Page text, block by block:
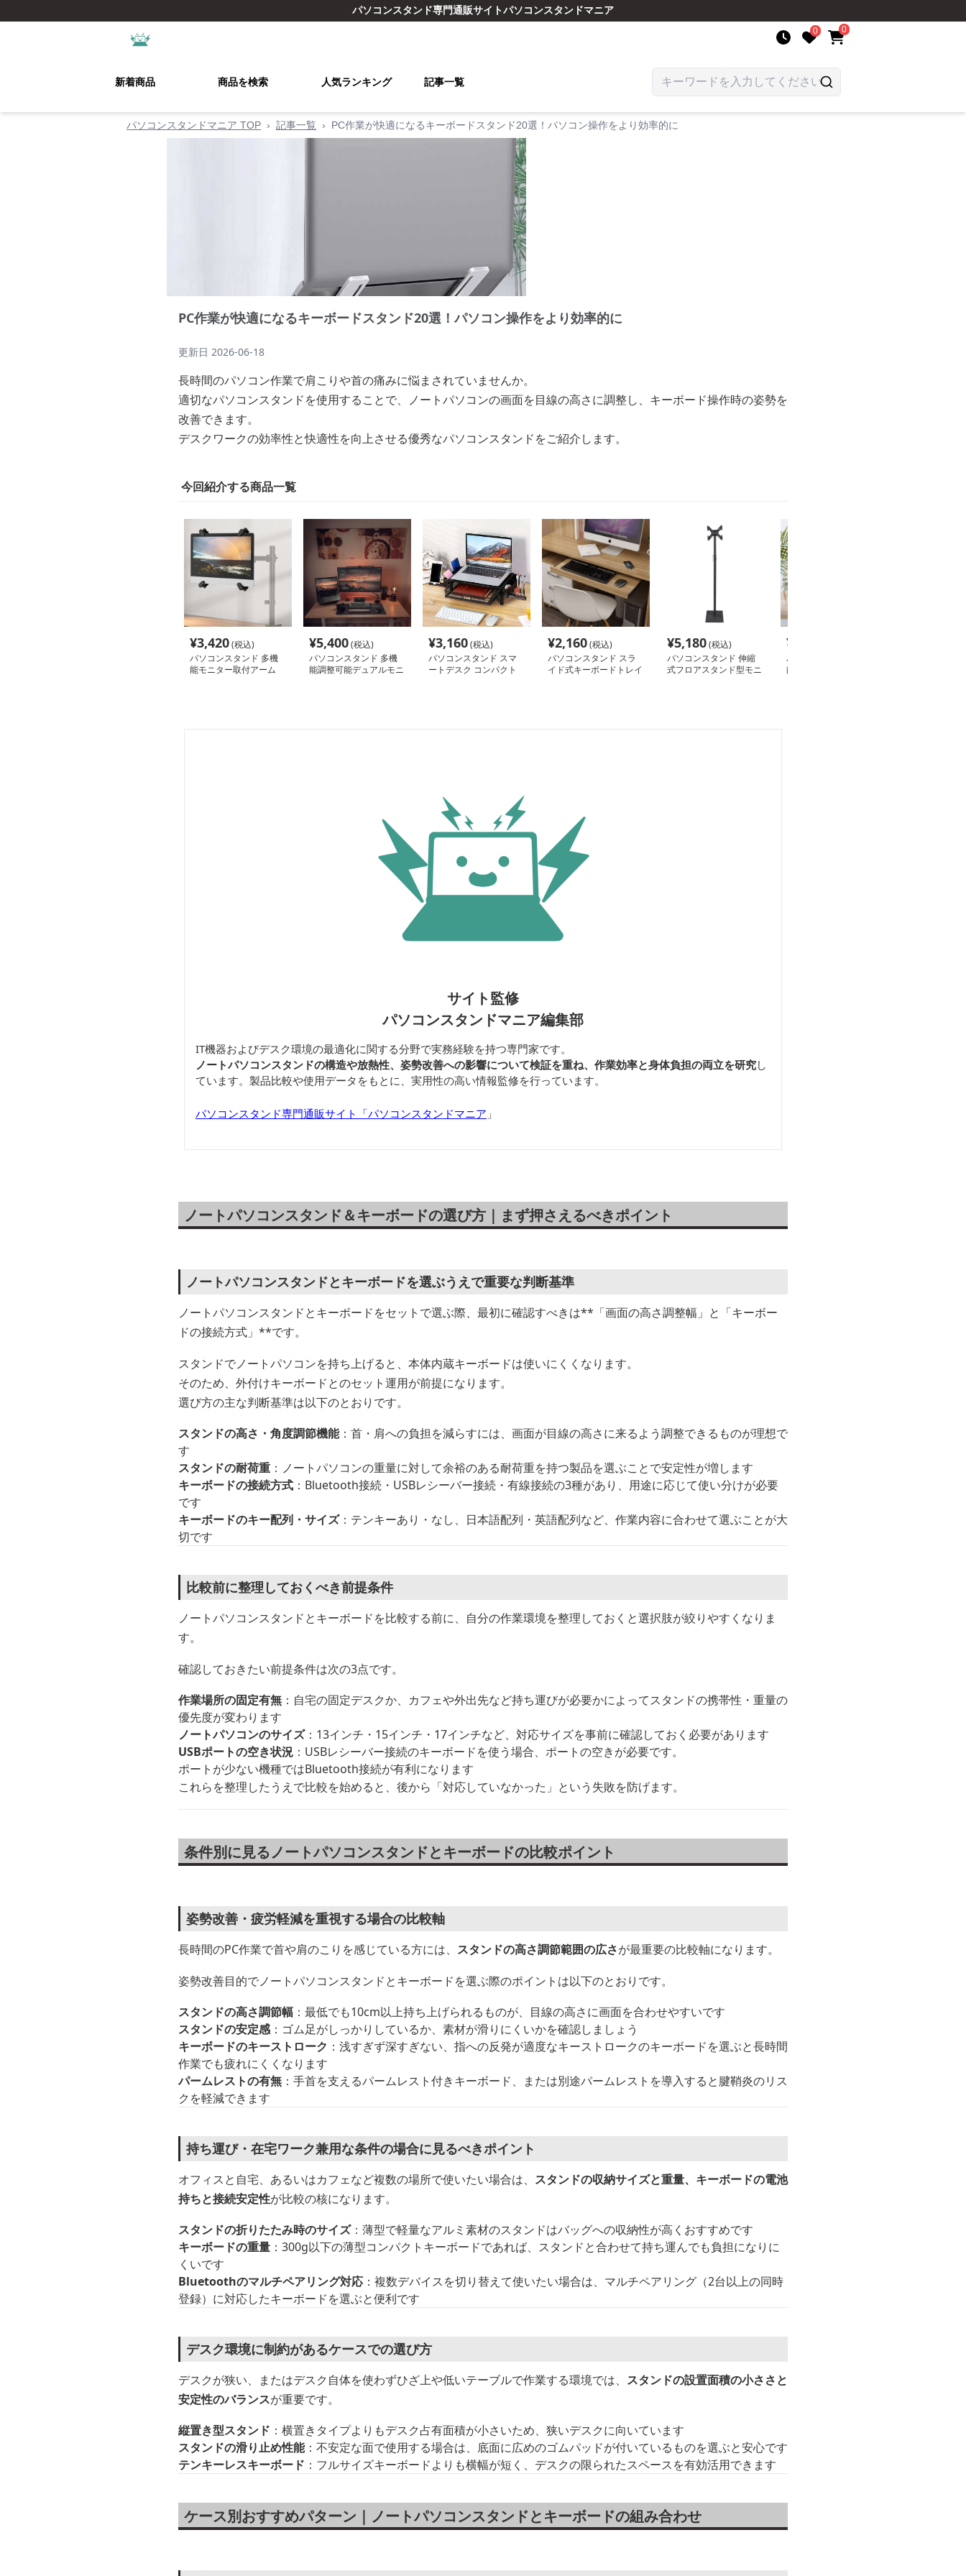
パソコンスタンド専門通販サイトパソコンスタンドマニア
0 0
新着商品 商品を検索 人気ランキング 記事一覧
パソコンスタンドマニア TOP › 記事一覧 › PC作業が快適になるキーボードスタンド20選！パソコン操作をより効率的に
PC作業が快適になるキーボードスタンド20選！パソコン操作をより効率的に
更新日 2026-06-18
長時間のパソコン作業で肩こりや首の痛みに悩まされていませんか。
適切なパソコンスタンドを使用することで、ノートパソコンの画面を目線の高さに調整し、キーボード操作時の姿勢を
改善できます。
デスクワークの効率性と快適性を向上させる優秀なパソコンスタンドをご紹介します。
今回紹介する商品一覧
¥3,420(税込)
パソコンスタンド 多機
能モニター取付アーム
¥5,400(税込)
パソコンスタンド 多機
能調整可能デュアルモニ
¥3,160(税込)
パソコンスタンド スマ
ートデスク コンパクト
¥2,160(税込)
パソコンスタンド スラ
イド式キーボードトレイ
¥5,180(税込)
パソコンスタンド 伸縮
式フロアスタンド型モニ
¥
パソコンスタンド 多機
能モニタースタンド
サイト監修
パソコンスタンドマニア編集部
IT機器およびデスク環境の最適化に関する分野で実務経験を持つ専門家です。
ノートパソコンスタンドの構造や放熱性、姿勢改善への影響について検証を重ね、作業効率と身体負担の両立を研究し
ています。製品比較や使用データをもとに、実用性の高い情報監修を行っています。
パソコンスタンド専門通販サイト「パソコンスタンドマニア 」
ノートパソコンスタンド＆キーボードの選び方｜まず押さえるべきポイント
ノートパソコンスタンドとキーボードを選ぶうえで重要な判断基準
ノートパソコンスタンドとキーボードをセットで選ぶ際、最初に確認すべきは**「画面の高さ調整幅」と「キーボー
ドの接続方式」**です。
スタンドでノートパソコンを持ち上げると、本体内蔵キーボードは使いにくくなります。
そのため、外付けキーボードとのセット運用が前提になります。
選び方の主な判断基準は以下のとおりです。
スタンドの高さ・角度調節機能：首・肩への負担を減らすには、画面が目線の高さに来るよう調整できるものが理想で
す
スタンドの耐荷重 ：ノートパソコンの重量に対して余裕のある耐荷重を持つ製品を選ぶことで安定性が増します
キーボードの接続方式 ：Bluetooth接続・USBレシーバー接続・有線接続の3種があり、用途に応じて使い分けが必要
です
キーボードのキー配列・サイズ：テンキーあり・なし、日本語配列・英語配列など、作業内容に合わせて選ぶことが大
切です
比較前に整理しておくべき前提条件
ノートパソコンスタンドとキーボードを比較する前に、自分の作業環境を整理しておくと選択肢が絞りやすくなりま
す。
確認しておきたい前提条件は次の3点です。
作業場所の固定有無 ：自宅の固定デスクか、カフェや外出先など持ち運びが必要かによってスタンドの携帯性・重量の
優先度が変わります
ノートパソコンのサイズ：13インチ・15インチ・17インチなど、対応サイズを事前に確認しておく必要があります
USBポートの空き状況 ：USBレシーバー接続のキーボードを使う場合、ポートの空きが必要です。
ポートが少ない機種ではBluetooth接続が有利になります
これらを整理したうえで比較を始めると、後から「対応していなかった」という失敗を防げます。
条件別に見るノートパソコンスタンドとキーボードの比較ポイント
姿勢改善・疲労軽減を重視する場合の比較軸
長時間のPC作業で首や肩のこりを感じている方には、 スタンドの高さ調節範囲の広さが最重要の比較軸になります。
姿勢改善目的でノートパソコンスタンドとキーボードを選ぶ際のポイントは以下のとおりです。
スタンドの高さ調節幅 ：最低でも10cm以上持ち上げられるものが、目線の高さに画面を合わせやすいです
スタンドの安定感：ゴム足がしっかりしているか、素材が滑りにくいかを確認しましょう
キーボードのキーストローク ：浅すぎず深すぎない、指への反発が適度なキーストロークのキーボードを選ぶと長時間
作業でも疲れにくくなります
パームレストの有無 ：手首を支えるパームレスト付きキーボード、または別途パームレストを導入すると腱鞘炎のリス
クを軽減できます
持ち運び・在宅ワーク兼用な条件の場合に見るべきポイント
オフィスと自宅、あるいはカフェなど複数の場所で使いたい場合は、 スタンドの収納サイズと重量、キーボードの電池
持ちと接続安定性が比較の核になります。
スタンドの折りたたみ時のサイズ：薄型で軽量なアルミ素材のスタンドはバッグへの収納性が高くおすすめです
キーボードの重量 ：300g以下の薄型コンパクトキーボードであれば、スタンドと合わせて持ち運んでも負担になりに
くいです
Bluetoothのマルチペアリング対応 ：複数デバイスを切り替えて使いたい場合は、マルチペアリング（2台以上の同時
登録）に対応したキーボードを選ぶと便利です
デスク環境に制約があるケースでの選び方
デスクが狭い、またはデスク自体を使わずひざ上や低いテーブルで作業する環境では、 スタンドの設置面積の小ささと
安定性のバランスが重要です。
縦置き型スタンド ：横置きタイプよりもデスク占有面積が小さいため、狭いデスクに向いています
スタンドの滑り止め性能：不安定な面で使用する場合は、底面に広めのゴムパッドが付いているものを選ぶと安心です
テンキーレスキーボード ：フルサイズキーボードよりも横幅が短く、デスクの限られたスペースを有効活用できます
ケース別おすすめパターン｜ノートパソコンスタンドとキーボードの組み合わせ